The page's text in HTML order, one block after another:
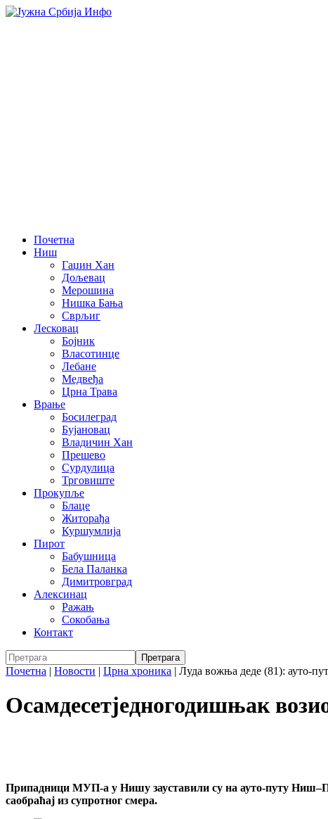
Почетна
Ниш
Гаџин Хан
Дољевац
Мерошина
Нишка Бања
Сврљиг
Лесковац
Бојник
Власотинце
Лебане
Медвеђа
Црна Трава
Врање
Босилеград
Бујановац
Владичин Хан
Прешево
Сурдулица
Трговиште
Прокупље
Блаце
Житорађа
Куршумлија
Пирот
Бабушница
Бела Паланка
Димитровград
Алексинац
Ражањ
Сокобања
Контакт
Почетна | Новости | Црна хроника | Лудa вожња деде (81): ауто-
Осамдесетједногодишњак
Припадници МУП-а у Нишу зауставили су на ауто-путу
саобраћај из супротног смера.